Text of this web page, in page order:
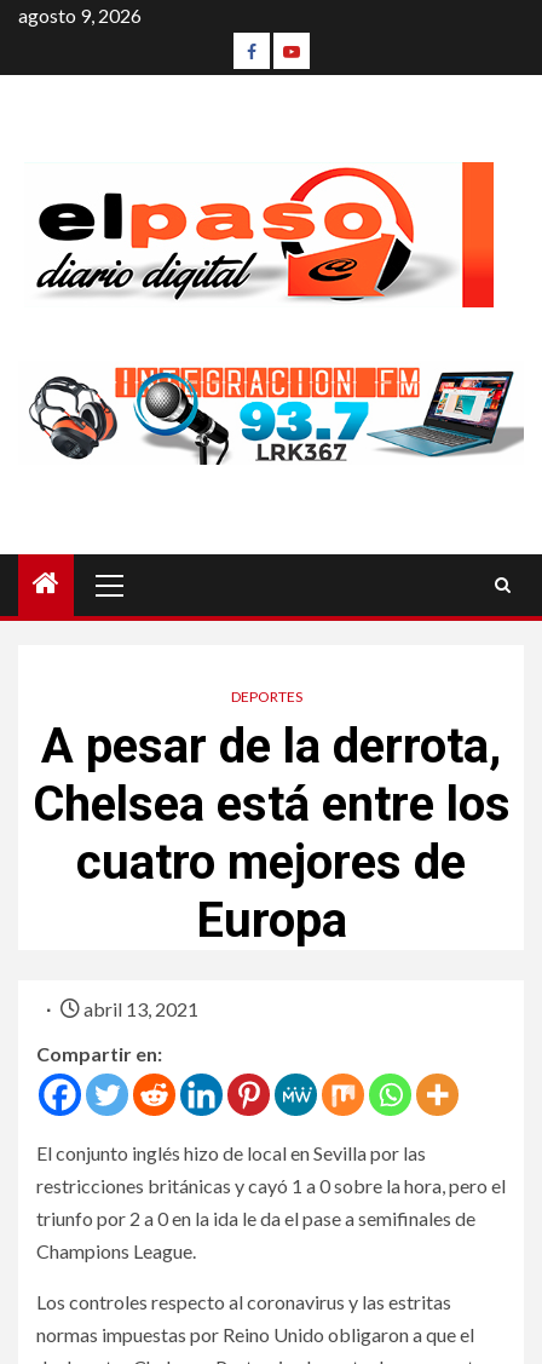
agosto 9, 2026
DEPORTES
A pesar de la derrota,
Chelsea está entre los
cuatro mejores de
Europa
abril 13, 2021
Compartir en:
El conjunto inglés hizo de local en Sevilla por las
restricciones británicas y cayó 1 a 0 sobre la hora, pero el
triunfo por 2 a 0 en la ida le da el pase a semifinales de
Champions League.
Los controles respecto al coronavirus y las estritas
normas impuestas por Reino Unido obligaron a que el